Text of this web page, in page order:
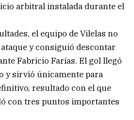
arbitral instalada durante el
el equipo de Vilelas no
y consiguió descontar
Fabricio Farías. El gol llegó
y sirvió únicamente para
resultado con el que
con tres puntos importantes